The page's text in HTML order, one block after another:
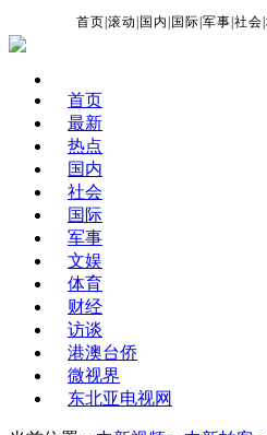
首页 |滚动 国内 国际 |军事 |社会 |
首页
最新
热点
国内
社会
国际
军事
文娱
体育
财经
访谈
港澳台侨
微视界
东北亚电视网